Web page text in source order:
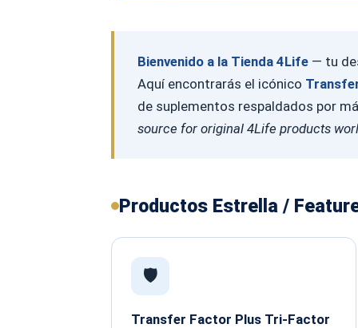
Bienvenido a la Tienda 4Life— tu
Aquí encontrarás el icónico
de suplementos respaldados por
source for original 4Life products
Productos Estrella /
🛡️
Transfer Factor Plus Tri-Factor